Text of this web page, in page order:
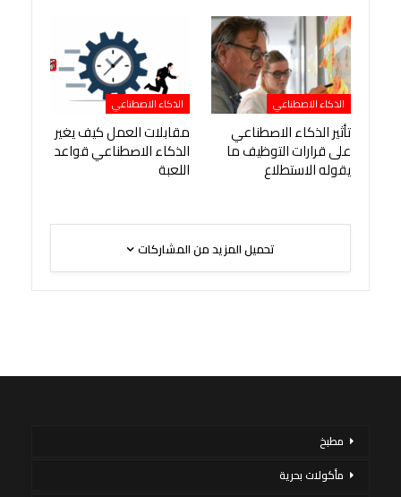
الذكاء الاصطناعي
تأثير الذكاء الاصطناعي
على قرارات التوظيف ما
يقوله الاستطلاع
الذكاء الاصطناعي
مقابلات العمل كيف يغير
الذكاء الاصطناعي قواعد
اللعبة
تحميل المزيد من المشاركات
مطبخ
مأكولات بحرية